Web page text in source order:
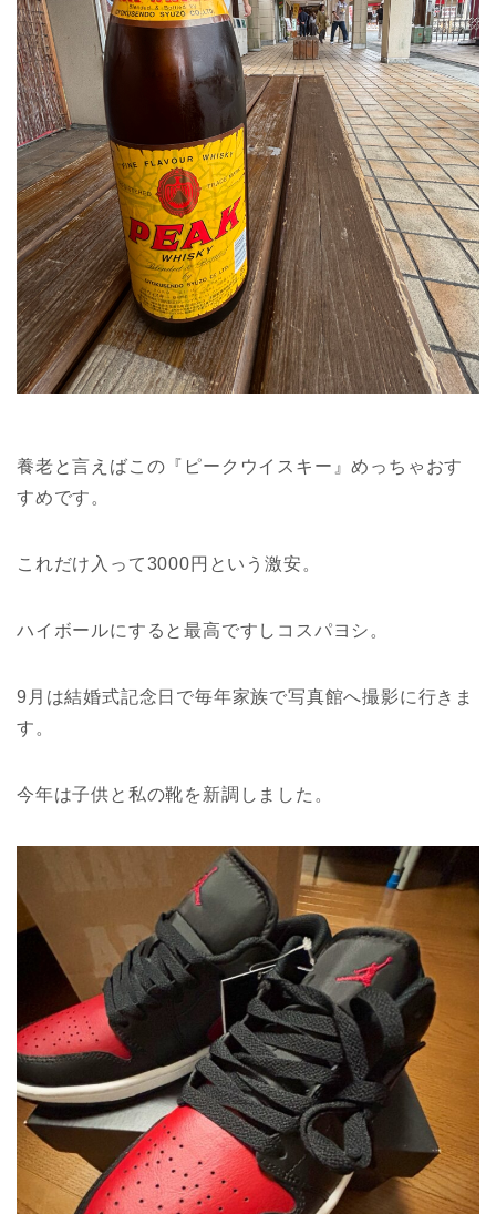
養老と言えばこの『ピークウイスキー』めっちゃおす
すめです。
これだけ入って3000円という激安。
ハイボールにすると最高ですしコスパヨシ。
9月は結婚式記念日で毎年家族で写真館へ撮影に行きま
す。
今年は子供と私の靴を新調しました。